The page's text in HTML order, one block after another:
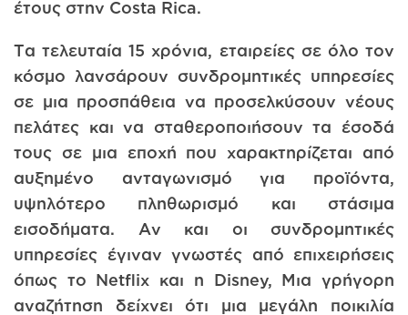
έτους στην Costa Rica.
Τα τελευταία 15 χρόνια, εταιρείες σε όλο τον
κόσμο λανσάρουν συνδρομητικές υπηρεσίες
σε μια προσπάθεια να προσελκύσουν νέους
πελάτες και να σταθεροποιήσουν τα έσοδά
τους σε μια εποχή που χαρακτηρίζεται από
αυξημένο ανταγωνισμό για προϊόντα,
υψηλότερο πληθωρισμό και στάσιμα
εισοδήματα. Αν και οι συνδρομητικές
υπηρεσίες έγιναν γνωστές από επιχειρήσεις
όπως το Netflix και η Disney, Μια γρήγορη
αναζήτηση δείχνει ότι μια μεγάλη ποικιλία